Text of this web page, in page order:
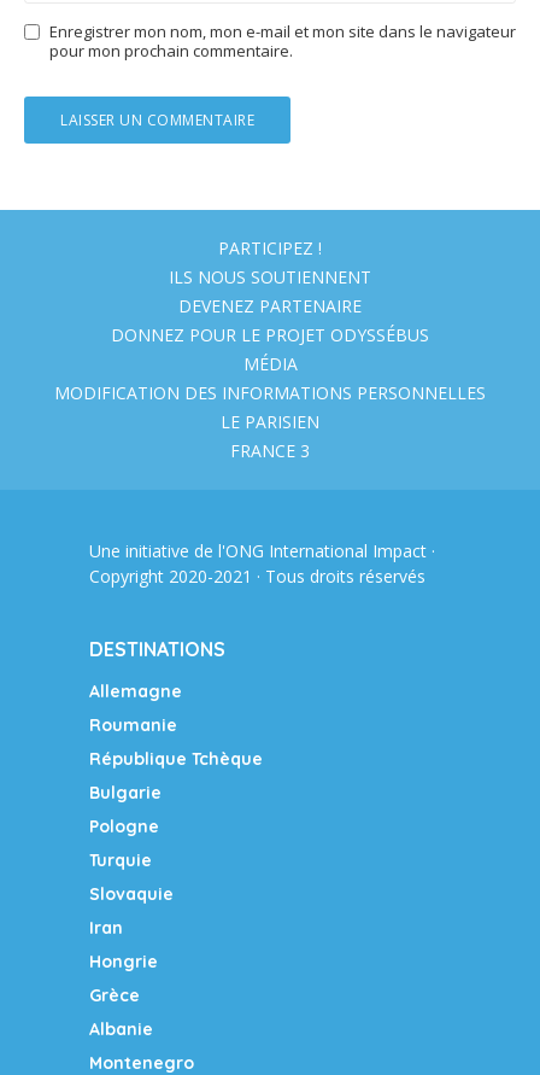
Enregistrer mon nom, mon e-mail et mon site dans le navigateur
pour mon prochain commentaire.
PARTICIPEZ !
ILS NOUS SOUTIENNENT
DEVENEZ PARTENAIRE
DONNEZ POUR LE PROJET ODYSSÉBUS
MÉDIA
MODIFICATION DES INFORMATIONS PERSONNELLES
LE PARISIEN
FRANCE 3
Une initiative de l'ONG International Impact ·
Copyright 2020-2021 · Tous droits réservés
DESTINATIONS
Allemagne
Roumanie
République Tchèque
Bulgarie
Pologne
Turquie
Slovaquie
Iran
Hongrie
Grèce
Albanie
Montenegro